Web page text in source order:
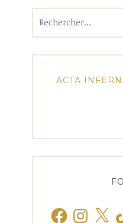
ACTA
FacebookInstagram
X